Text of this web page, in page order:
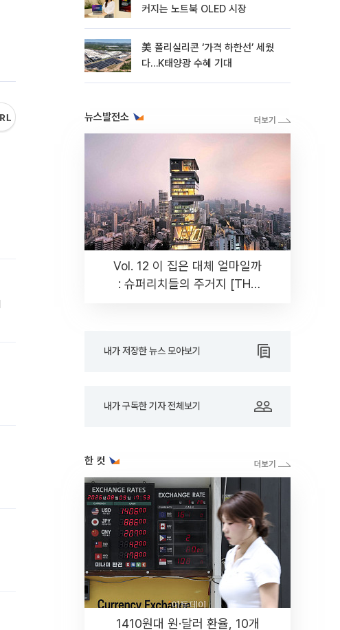
커지는 노트북 OLED 시장
美 폴리실리콘 ‘가격 하한선’ 세웠
다…K태양광 수혜 기대
뉴스발전소
Vol. 12 이 집은 대체 얼마일까
: 슈퍼리치들의 주거지 [THE
내가 저장한 뉴스 모아보기
내가 구독한 기자 전체보기
한 컷
1410원대 원·달러 환율, 10개